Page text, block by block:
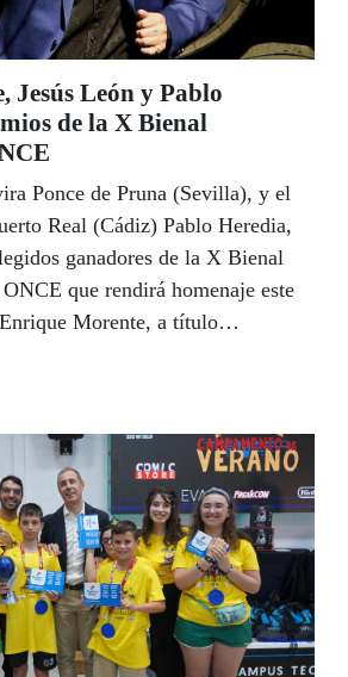
Jesús León y Pablo
de la X Bienal
Ponce de Pruna (Sevilla), y el
Real (Cádiz) Pablo Heredia,
ganadores de la X Bienal
que rendirá homenaje este
Morente, a título
Alcor (Sevilla), Jesús León.